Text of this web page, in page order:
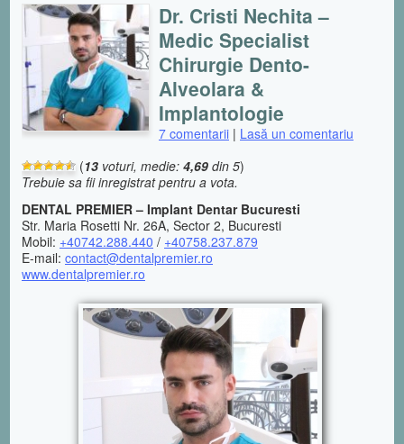
Dr. Cristi Nechita –
Medic Specialist
Chirurgie Dento-
Alveolara &
Implantologie
7 comentarii | Lasă un comentariu
(13 voturi, medie: 4,69 din 5)
Trebuie sa fii inregistrat pentru a vota.
DENTAL PREMIER – Implant Dentar Bucuresti
Str. Maria Rosetti Nr. 26A, Sector 2, Bucuresti
Mobil: +40742.288.440 / +40758.237.879
E-mail: contact@dentalpremier.ro
www.dentalpremier.ro